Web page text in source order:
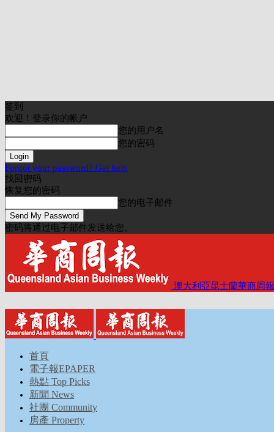
签到
欢迎！登录你的帐户
您的用户名
您的密码
Forgot your password? Get help
找回密码
恢复您的密码
您的电子邮件
密码将通过电子邮件发送给您。
澳大利亞昆士蘭華商周報
首頁
電子報EPAPER
熱點 Top Picks
新聞 News
社團 Community
房產 Property